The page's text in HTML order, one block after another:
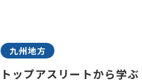
九州地方
トップアスリートから学